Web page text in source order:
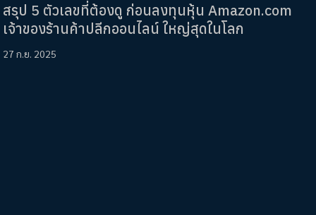
สรุป 5 ตัวเลขที่ต้องดู ก่อนลงทุนหุ้น Amazon.com
เจ้าของร้านค้าปลีกออนไลน์ ใหญ่สุดในโลก
27 ก.ย. 2025